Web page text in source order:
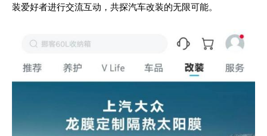
装爱好者进行交流互动，共探汽车改装的无限可能。